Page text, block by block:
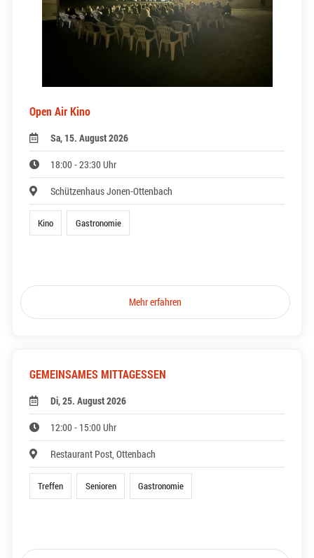
Open Air Kino
Sa, 15. August 2026
18:00 - 23:30 Uhr
Schützenhaus Jonen-Ottenbach
Kino Gastronomie
Mehr erfahren
GEMEINSAMES MITTAGESSEN
Di, 25. August 2026
12:00 - 15:00 Uhr
Restaurant Post, Ottenbach
Treffen Senioren Gastronomie